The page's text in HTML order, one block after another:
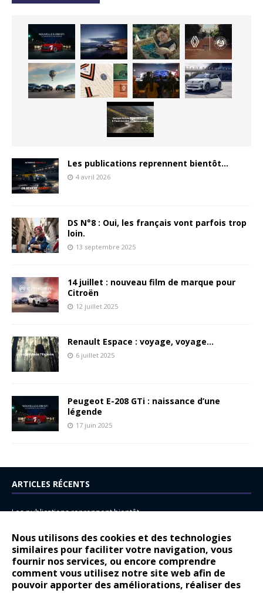
Nous utilisons des cookies et des technologies
similaires pour faciliter votre navigation, vous
fournir nos services, ou encore comprendre
comment vous utilisez notre site web afin de
pouvoir apporter des améliorations, réaliser des
Les publications reprennent bientôt…
4 avril 2026
DS N°8 : Oui, les français vont parfois trop
loin.
13 septembre 2025
14 juillet : nouveau film de marque pour
Citroën
12 juillet 2025
Renault Espace : voyage, voyage…
6 juillet 2025
Peugeot E-208 GTi : naissance d’une
légende
17 juin 2025
ARTICLES RÉCENTS
Les publications reprennent bientôt…
14 juillet : nouveau film de marque pour Citroën
Renault Espace : voyage, voyage…
Peugeot E-208 GTi : naissance d’une légende